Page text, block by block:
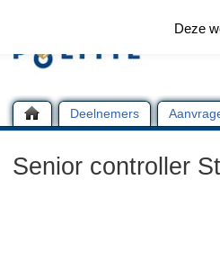
Deelnemers
Senior controller
Deze